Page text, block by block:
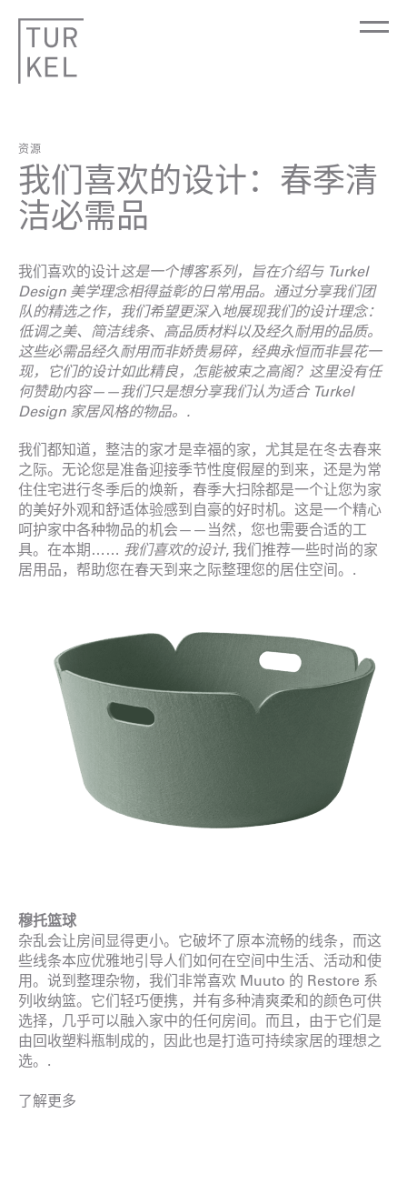
资源
我们喜欢的设计：春季清
洁必需品
我们喜欢的设计这是一个博客系列，旨在介绍与 Turkel
Design 美学理念相得益彰的日常用品。通过分享我们团
队的精选之作，我们希望更深入地展现我们的设计理念：
低调之美、简洁线条、高品质材料以及经久耐用的品质。
这些必需品经久耐用而非娇贵易碎，经典永恒而非昙花一
现，它们的设计如此精良，怎能被束之高阁？这里没有任
何赞助内容——我们只是想分享我们认为适合 Turkel
Design 家居风格的物品。.
我们都知道，整洁的家才是幸福的家，尤其是在冬去春来
之际。无论您是准备迎接季节性度假屋的到来，还是为常
住住宅进行冬季后的焕新，春季大扫除都是一个让您为家
的美好外观和舒适体验感到自豪的好时机。这是一个精心
呵护家中各种物品的机会——当然，您也需要合适的工
具。在本期…… 我们喜欢的设计, 我们推荐一些时尚的家
居用品，帮助您在春天到来之际整理您的居住空间。.
穆托篮球
杂乱会让房间显得更小。它破坏了原本流畅的线条，而这
些线条本应优雅地引导人们如何在空间中生活、活动和使
用。说到整理杂物，我们非常喜欢 Muuto 的 Restore 系
列收纳篮。它们轻巧便携，并有多种清爽柔和的颜色可供
选择，几乎可以融入家中的任何房间。而且，由于它们是
由回收塑料瓶制成的，因此也是打造可持续家居的理想之
选。.
了解更多